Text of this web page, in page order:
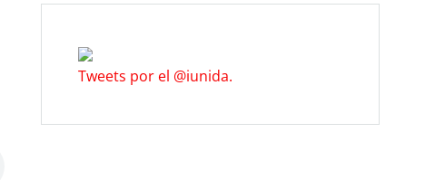
Tweets por el @iunida.